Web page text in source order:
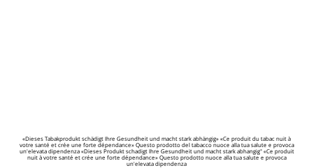
«Dieses Tabakprodukt schädigt Ihre Gesundheit und macht stark abhängig» «Ce produit du tabac nuit à
votre santé et crée une forte dépendance» Questo prodotto del tabacco nuoce alla tua salute e provoca
un'elevata dipendenza «Dieses Produkt schadigt Ihre Gesundheit und macht stark abhangig" «Ce produit
nuit à votre santé et crée une forte dépendance» Questo prodotto nuoce alla tua salute e provoca
un'elevata dipendenza